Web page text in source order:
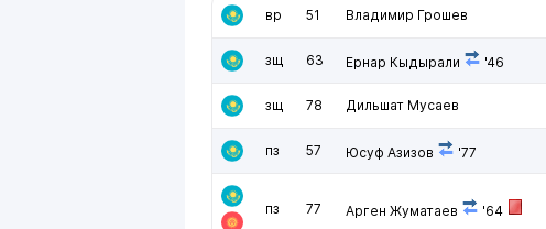
вр 51 Владимир Грошев
зщ 63 Ернар Кыдырали '46
зщ 78 Дильшат Мусаев
пз 57 Юсуф Азизов '77
пз 77 Арген Жуматаев '64